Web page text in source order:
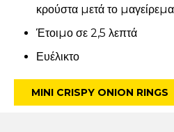
κρούστα µετά το
Έτοιµο σε 2,5 λεπτά
Ευέλικτο
MINI CRISPY ONION RINGS